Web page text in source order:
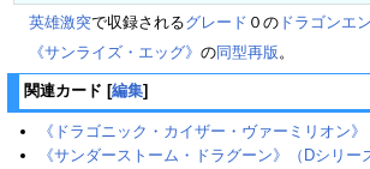
英雄激突で収録されるグレード ０の ドラゴンエ
《サンライズ・エッグ》 の同型再版。
関連カード [編集]
《ドラゴニック・カイザー・ヴァーミリオン》
《サンダーストーム・ドラグーン》‎（Dシリー